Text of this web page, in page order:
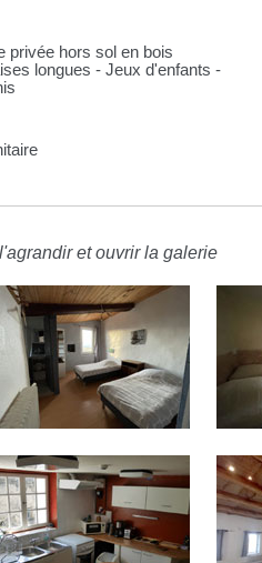
privée hors sol en bois
longues - Jeux d'enfants -
et ouvrir la galerie